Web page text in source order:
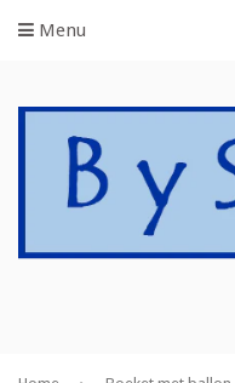
Menu